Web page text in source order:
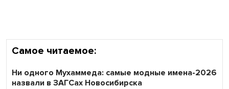
Самое читаемое:
Ни одного Мухаммеда: самые модные имена-2026
назвали в ЗАГСах Новосибирска